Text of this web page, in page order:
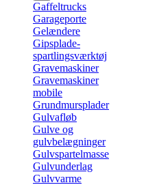
Gaffeltrucks
Garageporte
Gelændere
Gipsplade-
spartlingsværktøj
Gravemaskiner
Gravemaskiner
mobile
Grundmursplader
Gulvafløb
Gulve og
gulvbelægninger
Gulvspartelmasse
Gulvunderlag
Gulvvarme